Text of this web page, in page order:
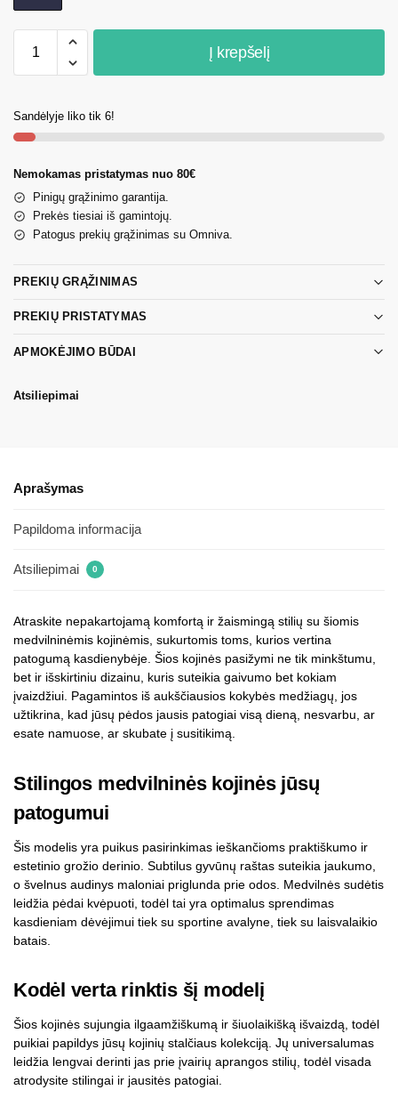
Į krepšelį
Sandėlyje liko tik 6!
Nemokamas pristatymas nuo 80€
Pinigų grąžinimo garantija.
Prekės tiesiai iš gamintojų.
Patogus prekių grąžinimas su Omniva.
PREKIŲ GRĄŽINIMAS
PREKIŲ PRISTATYMAS
APMOKĖJIMO BŪDAI
Atsiliepimai
Aprašymas
Papildoma informacija
Atsiliepimai 0
Atraskite nepakartojamą komfortą ir žaismingą stilių su šiomis
medvilninėmis kojinėmis, sukurtomis toms, kurios vertina
patogumą kasdienybėje. Šios kojinės pasižymi ne tik minkštumu,
bet ir išskirtiniu dizainu, kuris suteikia gaivumo bet kokiam
įvaizdžiui. Pagamintos iš aukščiausios kokybės medžiagų, jos
užtikrina, kad jūsų pėdos jausis patogiai visą dieną, nesvarbu, ar
esate namuose, ar skubate į susitikimą.
Stilingos medvilninės kojinės jūsų
patogumui
Šis modelis yra puikus pasirinkimas ieškančioms praktiškumo ir
estetinio grožio derinio. Subtilus gyvūnų raštas suteikia jaukumo,
o švelnus audinys maloniai priglunda prie odos. Medvilnės sudėtis
leidžia pėdai kvėpuoti, todėl tai yra optimalus sprendimas
kasdieniam dėvėjimui tiek su sportine avalyne, tiek su laisvalaikio
batais.
Kodėl verta rinktis šį modelį
Šios kojinės sujungia ilgaamžiškumą ir šiuolaikišką išvaizdą, todėl
puikiai papildys jūsų kojinių stalčiaus kolekciją. Jų universalumas
leidžia lengvai derinti jas prie įvairių aprangos stilių, todėl visada
atrodysite stilingai ir jausitės patogiai.